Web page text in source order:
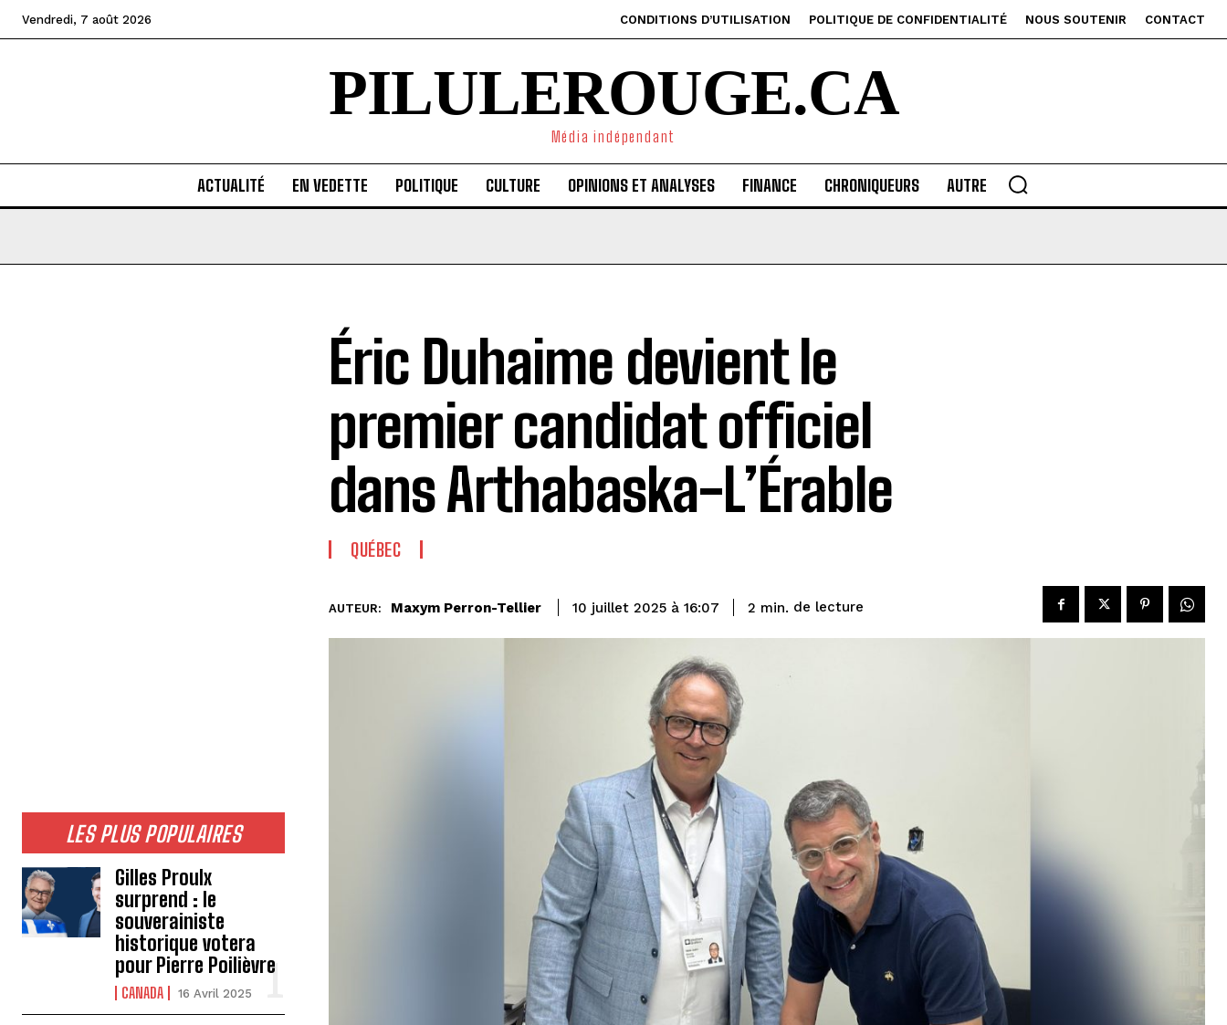
Vendredi, 7 août 2026 CONDITIONS D’UTILISATION POLITIQUE DE CONFIDENTIALITÉ NOUS SOUTENIR CONTACT
PILULEROUGE.CA
Média indépendant
ACTUALITÉ EN VEDETTE POLITIQUE CULTURE OPINIONS ET ANALYSES FINANCE CHRONIQUEURS AUTRE
LES PLUS POPULAIRES
Gilles Proulx
surprend : le
souverainiste
historique votera
pour Pierre Poilièvre
CANADA 16 Avril 2025
Éric Duhaime devient le
premier candidat officiel
dans Arthabaska-L’Érable
QUÉBEC
AUTEUR: Maxym Perron-Tellier 10 juillet 2025 à 16:07 2 min. de lecture